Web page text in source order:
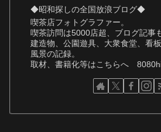
◆昭和探しの全国放浪ブログ◆
喫茶店フォトグラファー。
喫茶訪問は5000店超、ブログ記事
建造物、公園遊具、大衆食堂、看
風景の記録。
取材、書籍化等はこちらへ